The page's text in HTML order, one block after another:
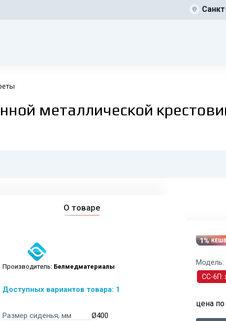
металлической
О товаре
Производитель: Белмедматериалы
Доступных вариантов товара: 1
Размер сиденья, мм
Ø400
Модель:
СС-6П:
цена по